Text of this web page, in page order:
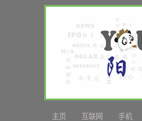
主页 互联网 手机